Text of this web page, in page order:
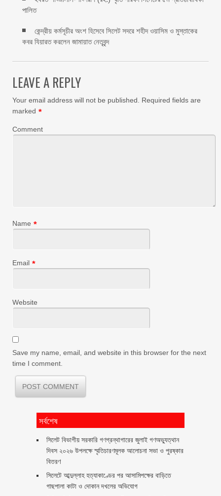
পালিত ‎​
কেন্দ্রীয় কর্মসূচীর অংশ হিসেবে সিলেট সদরে শহীদ ওয়াসিম ও মুস্তাকের
কবর যিয়ারত করলেন জামায়াত নেতৃবৃন্দ ‎
LEAVE A REPLY
Your email address will not be published.
Required fields are
marked *
Comment
Name *
Email *
Website
Save my name, email, and website in this browser for the next
time I comment.
সর্বশেষ
সিলেট বিভাগীয় সরকারি গণগ্রন্থাগারের জুলাই গণঅভ্যুত্থান
দিবস ২০২৬ উপলক্ষে স্মৃতিচারণমূলক আলোচনা সভা ও পুরষ্কার
বিতরণ ‎ ‎
সিলেটে আব্দুল্লাহ হত্যাকাণ্ডের পর আসামিপক্ষের বাড়িতে
গাছপালা কাটা ও দোকান দখলের অভিযোগ